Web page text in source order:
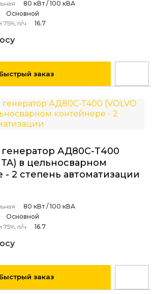
80 кВт / 100 кВА
Основной
75%, л/ч
16.7
Быстрый заказ
АД80С-Т400
в цельносварном
- 2 степень автоматизации
80 кВт / 100 кВА
Основной
75%, л/ч
16.7
Быстрый заказ